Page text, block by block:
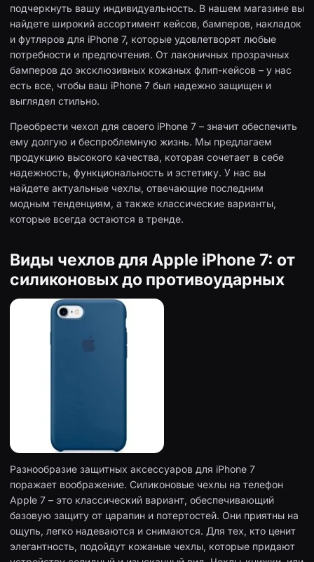
подчеркнуть вашу индивидуальность. В нашем магазине вы
найдете широкий ассортимент кейсов, бамперов, накладок
и футляров для iPhone 7, которые удовлетворят любые
потребности и предпочтения. От лаконичных прозрачных
бамперов до эксклюзивных кожаных флип-кейсов – у нас
есть все, чтобы ваш iPhone 7 был надежно защищен и
выглядел стильно.
Преобрести чехол для своего iPhone 7 – значит обеспечить
ему долгую и беспроблемную жизнь. Мы предлагаем
продукцию высокого качества, которая сочетает в себе
надежность, функциональность и эстетику. У нас вы
найдете актуальные чехлы, отвечающие последним
модным тенденциям, а также классические варианты,
которые всегда остаются в тренде.
Виды чехлов для Apple iPhone 7: от
силиконовых до противоударных
Разнообразие защитных аксессуаров для iPhone 7
поражает воображение. Силиконовые чехлы на телефон
Apple 7 – это классический вариант, обеспечивающий
базовую защиту от царапин и потертостей. Они приятны на
ощупь, легко надеваются и снимаются. Для тех, кто ценит
элегантность, подойдут кожаные чехлы, которые придают